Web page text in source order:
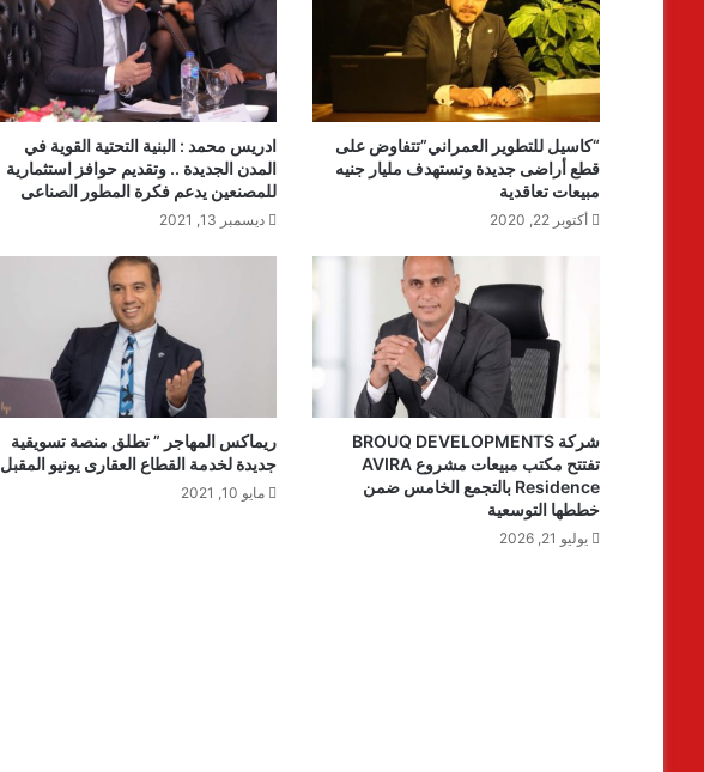
“كاسيل للتطوير العمراني”تتفاوض على
قطع أراضى جديدة وتستهدف مليار جنيه
مبيعات تعاقدية
أكتوبر 22, 2020
ادريس محمد : البنية التحتية القوية في
المدن الجديدة .. وتقديم حوافز استثمارية
للمصنعين يدعم فكرة المطور الصناعى
ديسمبر 13, 2021
تفتتح مكتب مبيعات مشروع AVIRA
Residence بالتجمع الخامس ضمن
خططها التوسعية
يوليو 21, 2026
ريماكس المهاجر ” تطلق منصة تسويقية
جديدة لخدمة القطاع العقارى يونيو المقبل
مايو 10, 2021